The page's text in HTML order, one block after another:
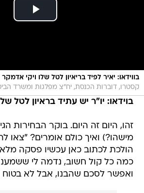
בווידאו: יאיר לפיד בריאיון לטל שלו ויקי אדמקר
קסטרו, דוברות הכנסת, יח"צ מפלגות ומשרד
בוידאו: יו"ר יש עתיד בראיון לטל
זהו, היום זה היום. בוקר הבחירות
מישהו?) ואיך כולם אומרים? "צאו
הולכת לכתוב כאן עכשיו פסקה
כמה כל קול חשוב, נדמה לי
ואפשר לסכם שהבנו, אבל לא בטוח